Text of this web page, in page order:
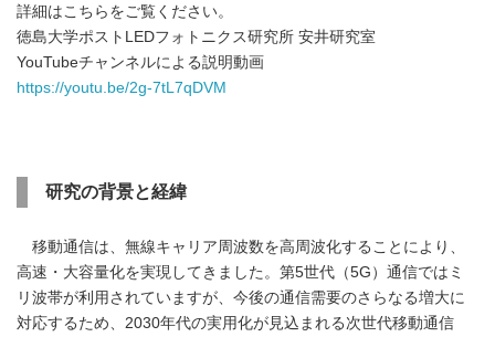
詳細はこちらをご覧ください。
徳島大学ポストLEDフォトニクス研究所 安井研究室
YouTubeチャンネルによる説明動画
https://youtu.be/2g-7tL7qDVM
研究の背景と経緯
移動通信は、無線キャリア周波数を高周波化することにより、
高速・大容量化を実現してきました。第5世代（5G）通信ではミ
リ波帯が利用されていますが、今後の通信需要のさらなる増大に
対応するため、2030年代の実用化が見込まれる次世代移動通信